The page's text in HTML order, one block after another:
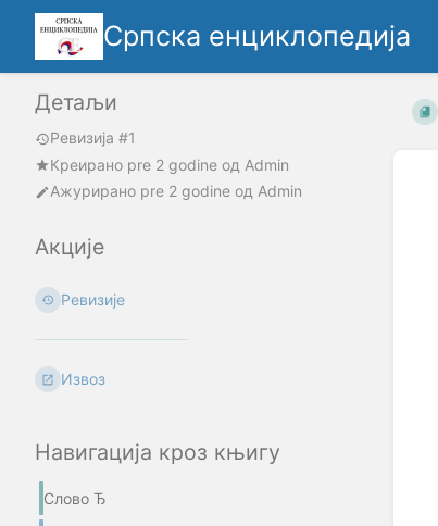
Српска енциклопедија
Детаљи
Ревизија #1
Креирано pre 2 godine oд Admin
Ажурирано pre 2 godine од Admin
Акције
Ревизије
Извоз
Навигација кроз књигу
Слово Ђ